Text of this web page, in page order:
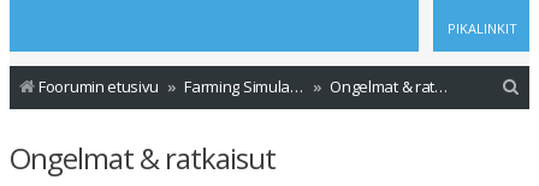
PIKALINKIT
Foorumin etusivu Farming Simulator 19 Ongelmat & ratkaisut
Ongelmat & ratkaisut